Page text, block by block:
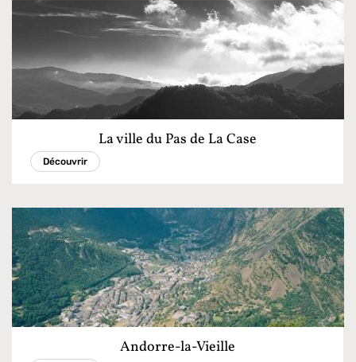
La ville du Pas de La Case
Découvrir
Andorre-la-Vieille